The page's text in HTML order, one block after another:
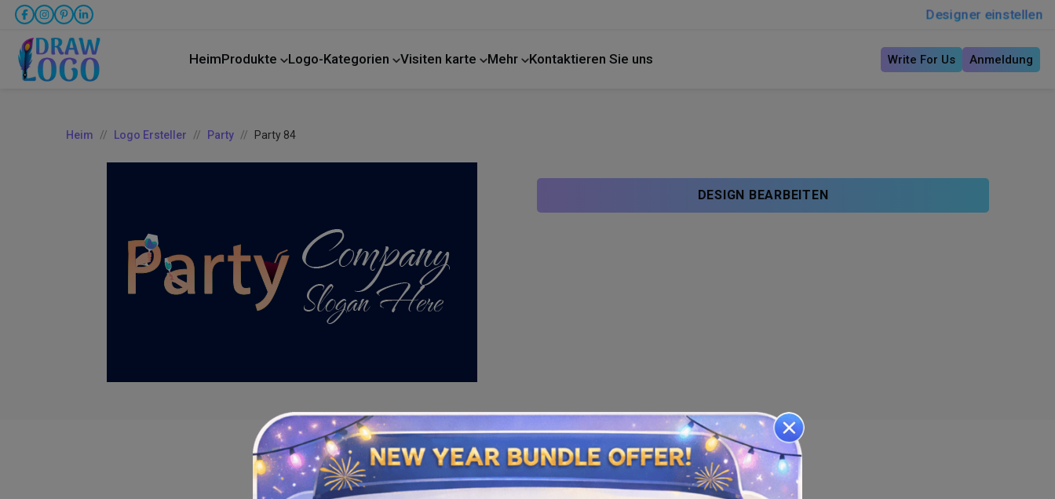
Designer einstellen
HeimProdukte Logo-Kategorien Visiten karte Mehr Kontaktieren Sie uns Write For Us Anmeldung
Heim Logo Ersteller Party Party 84
DESIGN BEARBEITEN
Similar logos